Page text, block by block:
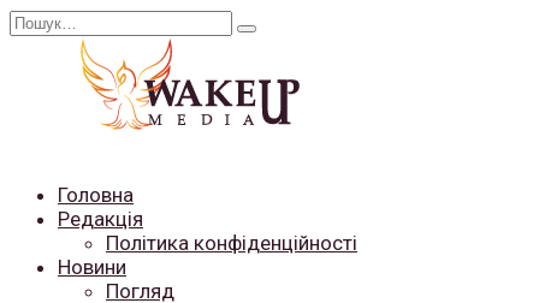
Перейти
Search
Головна
Редакція
Політика конфіденційності
Новини
Погляд